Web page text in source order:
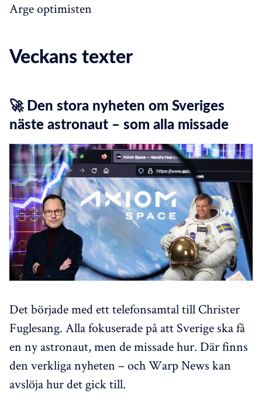
Arge optimisten
Veckans texter
🚀 Den stora nyheten om Sveriges
näste astronaut – som alla missade
Det började med ett telefonsamtal till Christer
Fuglesang. Alla fokuserade på att Sverige ska få
en ny astronaut, men de missade hur. Där finns
den verkliga nyheten – och Warp News kan
avslöja hur det gick till.